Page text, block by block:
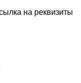
на реквизиты